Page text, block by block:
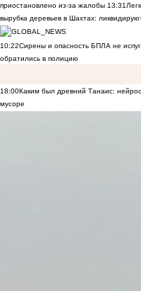
приостановлено из-за жалобы 13:31
вырубка деревьев в Шахтах:
10:22Сирены и опасность БПЛА не
обратились в полицию
18:00Каким был древний Танаис:
мусоре